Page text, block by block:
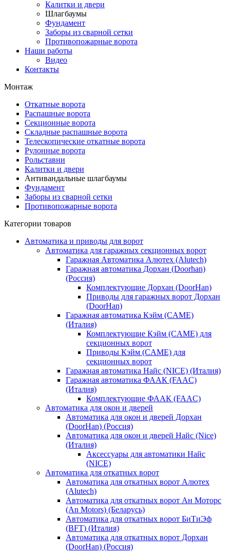
Калитки и двери
Шлагбаумы
Фундамент
Заборы из сварной сетки
Противопожарные ворота
Наши работы
Видео
Контакты
Монтаж
Откатные ворота
Распашные ворота
Секционные ворота
Складные распашные ворота
Телескопические откатные ворота
Рулонные ворота
Рольставни
Калитки и двери
Антивандальные шлагбаумы
Фундамент
Заборы из сварной сетки
Противопожарные ворота
Категории товаров
Автоматика и приводы для ворот
Автоматика для гаражных секционных ворот
Гаражная Автоматика Алютех (Alutech)
Гаражная автоматика Дорхан (Doorhan)
(Россия)
Комплектующие Дорхан (DoorHan)
Приводы для гаражных ворот Дорхан
(DoorHan)
Гаражная автоматика Кэйм (CAME)
(Италия)
Комплектующие Кэйм (CAME) для
секционных ворот
Приводы Кэйм (CAME) для
секционных ворот
Гаражная автоматика Найс (NICE) (Италия)
Гаражная автоматика ФААК (FAAC)
(Италия)
Комплектующие ФААК (FAAC)
Автоматика для окон и дверей
Автоматика для окон и дверей Дорхан
(DoorHan) (Россия)
Автоматика для окон и дверей Найс (Nice)
(Италия)
Аксессуары для автоматики Найс
(NICE)
Автоматика для откатных ворот
Автоматика для откатных ворот Алютех
(Alutech)
Автоматика для откатных ворот Ан Моторс
(An Motors) (Беларусь)
Автоматика для откатных ворот БиТиЭф
(BFT) (Италия)
Автоматика для откатных ворот Дорхан
(DoorHan) (Россия)